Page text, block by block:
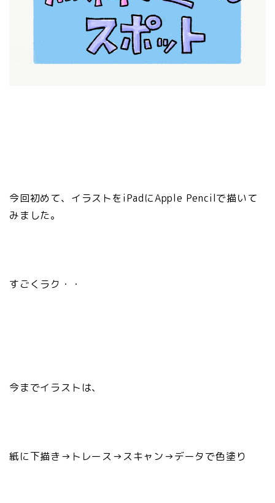
今回初めて、イラストをiPadにApple Pencilで描いて
みました。
すごくラク・・
今までイラストは、
紙に下描き→トレース→スキャン→データで色塗り